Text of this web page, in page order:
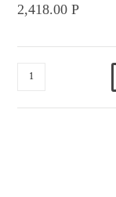
2,418.00Р